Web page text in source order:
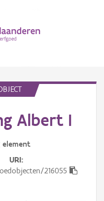
Albert I
element
URI
216055